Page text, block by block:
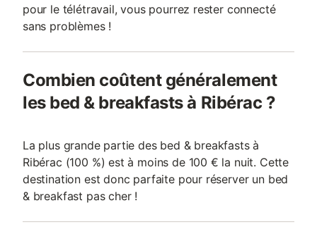
pour le télétravail, vous pourrez rester connecté
sans problèmes !
Combien coûtent généralement
les bed & breakfasts à Ribérac ?
La plus grande partie des bed & breakfasts à
Ribérac (100 %) est à moins de 100 € la nuit. Cette
destination est donc parfaite pour réserver un bed
& breakfast pas cher !